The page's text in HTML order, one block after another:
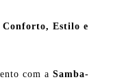
Conforto, Estilo e
com a Samba-